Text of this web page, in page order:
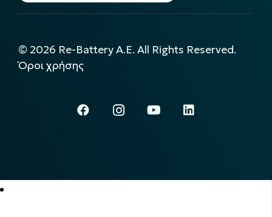
© 2026 Re-Battery A.E. All Rights Reserved.
Όροι χρήσης